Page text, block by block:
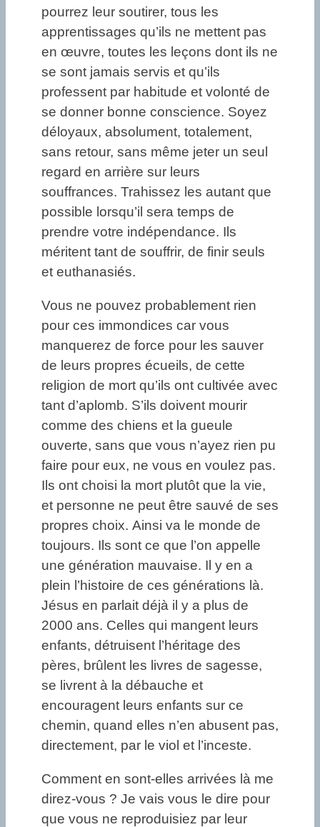
pourrez leur soutirer, tous les
apprentissages qu’ils ne mettent pas
en œuvre, toutes les leçons dont ils ne
se sont jamais servis et qu’ils
professent par habitude et volonté de
se donner bonne conscience. Soyez
déloyaux, absolument, totalement,
sans retour, sans même jeter un seul
regard en arrière sur leurs
souffrances. Trahissez les autant que
possible lorsqu’il sera temps de
prendre votre indépendance. Ils
méritent tant de souffrir, de finir seuls
et euthanasiés.
Vous ne pouvez probablement rien
pour ces immondices car vous
manquerez de force pour les sauver
de leurs propres écueils, de cette
religion de mort qu’ils ont cultivée avec
tant d’aplomb. S’ils doivent mourir
comme des chiens et la gueule
ouverte, sans que vous n’ayez rien pu
faire pour eux, ne vous en voulez pas.
Ils ont choisi la mort plutôt que la vie,
et personne ne peut être sauvé de ses
propres choix. Ainsi va le monde de
toujours. Ils sont ce que l’on appelle
une génération mauvaise. Il y en a
plein l’histoire de ces générations là.
Jésus en parlait déjà il y a plus de
2000 ans. Celles qui mangent leurs
enfants, détruisent l’héritage des
pères, brûlent les livres de sagesse,
se livrent à la débauche et
encouragent leurs enfants sur ce
chemin, quand elles n’en abusent pas,
directement, par le viol et l’inceste.
Comment en sont-elles arrivées là me
direz-vous ? Je vais vous le dire pour
que vous ne reproduisiez par leur